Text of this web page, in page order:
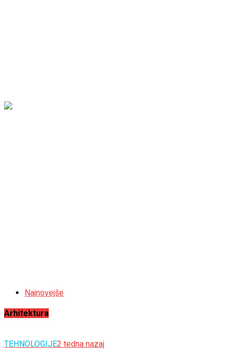
Najnovejše
Arhitektura
TEHNOLOGIJE2 tedna nazaj